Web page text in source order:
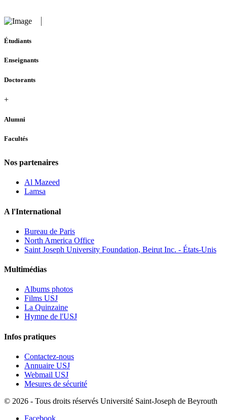
Étudiants
Enseignants
Doctorants
+
Alumni
Facultés
Nos partenaires
Al Mazeed
Lamsa
A l'International
Bureau de Paris
North America Office
Saint Joseph University Foundation, Beirut Inc. - États-Unis
Multimédias
Albums photos
Films USJ
La Quinzaine
Hymne de l'USJ
Infos pratiques
Contactez-nous
Annuaire USJ
Webmail USJ
Mesures de sécurité
© 2026 - Tous droits réservés Université Saint-Joseph de Beyrouth
Facebook